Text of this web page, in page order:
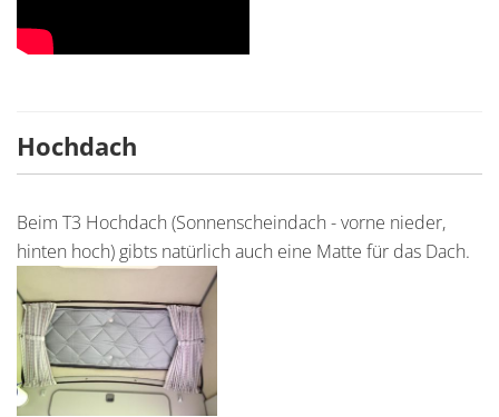
Hochdach
Beim T3 Hochdach (Sonnenscheindach - vorne nieder,
hinten hoch) gibts natürlich auch eine Matte für das Dach.